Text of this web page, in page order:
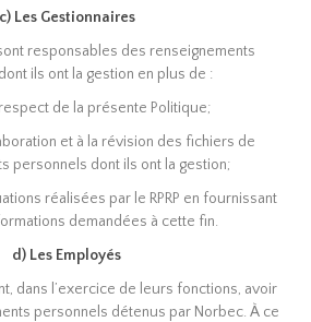
c) Les Gestionnaires
responsables des renseignements
ils ont la gestion en plus de :
de la présente Politique;
et à la révision des fichiers de
personnels dont ils ont la gestion;
réalisées par le RPRP en fournissant
demandées à cette fin.
d) Les Employés
dans l’exercice de leurs fonctions, avoir
personnels détenus par Norbec. À ce